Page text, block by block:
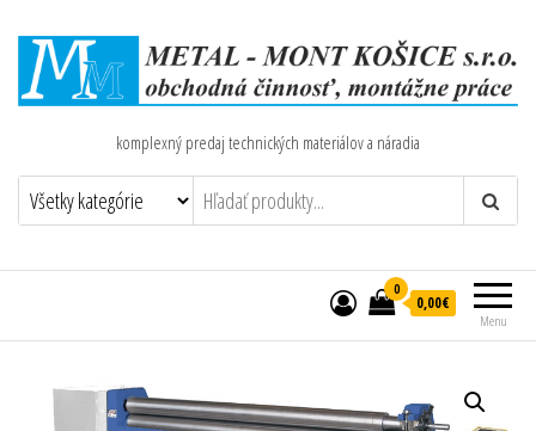
komplexný predaj technických materiálov a náradia
Menu
0
0,00€